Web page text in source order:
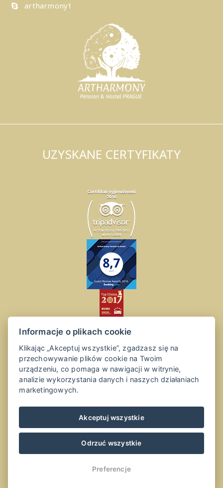
artharmony1
UZYSKANE CERTYFIKATY
Informacje o plikach cookie
Klikając „Akceptuj wszystkie”, zgadzasz się na
przechowywanie plików cookie na Twoim
urządzeniu, co pomaga w nawigacji w witrynie,
analizie wykorzystania danych i naszych działaniach
marketingowych.
Akceptuj wszystkie
Odrzuć wszystkie
Preferencje